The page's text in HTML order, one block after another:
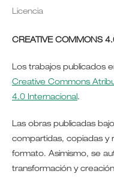
Licencia
CREATIVE COMMONS
Los trabajos publicados
Creative Commons
4.0 Internacional.
Las obras publicadas
compartidas, copiadas y
formato. Asimismo, se
transformación y